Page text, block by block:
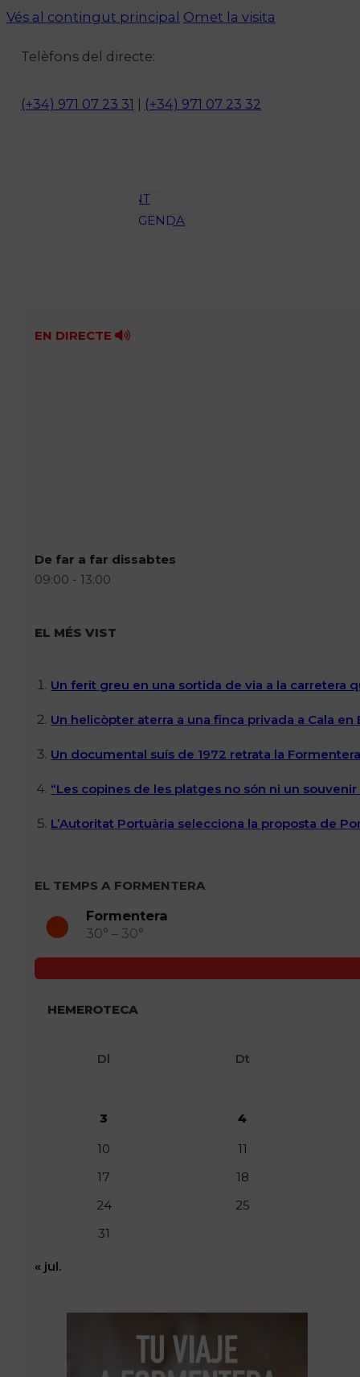
Vés al contingut principal Omet la visita
Telèfons del directe:
(+34) 971 07 23 31 (+34) 971 07 23 32
OCI
AMBIENT
AGENDA
Fes-te'n soci!
EN DIRECTE
De far a far dissabtes
09:00 - 13:00
EL MÉS VIST
Un ferit greu en una sortida de via a la carretera
Un helicòpter aterra a una finca privada a Cala
Un documental suís de 1972 retrata la
“Les copines de les platges no són ni un
L’Autoritat Portuària selecciona la proposta de
EL TEMPS A FORMENTERA
Formentera
30° – 30°
HEMEROTECA
Dl Dt
3
4
10
11
17
18
24
25
31
« jul.